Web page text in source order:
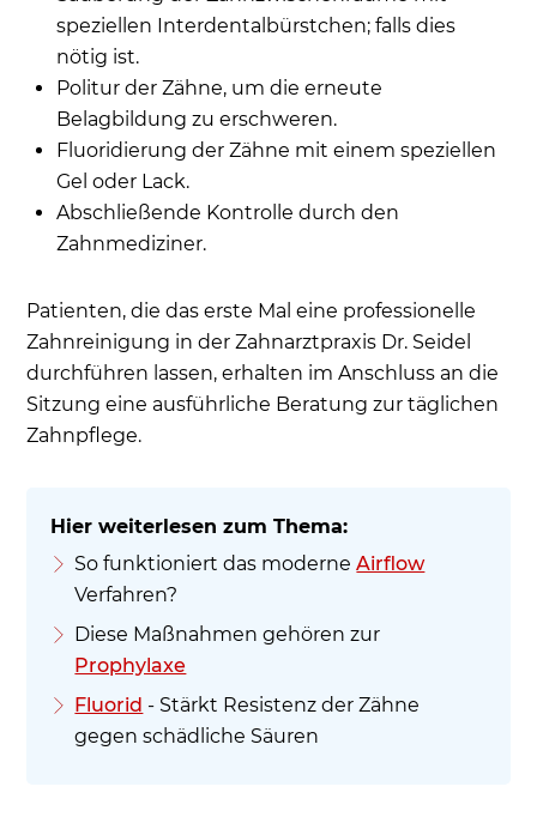
speziellen Interdentalbürstchen; falls dies
nötig ist.
Politur der Zähne, um die erneute
Belagbildung zu erschweren.
Fluoridierung der Zähne mit einem speziellen
Gel oder Lack.
Abschließende Kontrolle durch den
Zahnmediziner.
Patienten, die das erste Mal eine professionelle
Zahnreinigung in der Zahnarztpraxis Dr. Seidel
durchführen lassen, erhalten im Anschluss an die
Sitzung eine ausführliche Beratung zur täglichen
Zahnpflege.
So funktioniert das moderneAirflow
Verfahren?
Diese Maßnahmen gehören zur
Prophylaxe
Fluorid - Stärkt Resistenz der Zähne
gegen schädliche Säuren